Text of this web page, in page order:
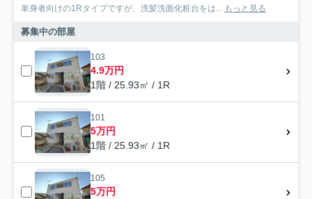
単身者向けの1Rタイプですが、洗髪洗面化粧台をは...
もっと見る
募集中の部屋
103
4.9万円
1階 / 25.93㎡ / 1R
101
5万円
1階 / 25.93㎡ / 1R
105
5万円